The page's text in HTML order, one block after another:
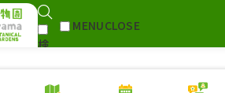
検
MENUCLOSE